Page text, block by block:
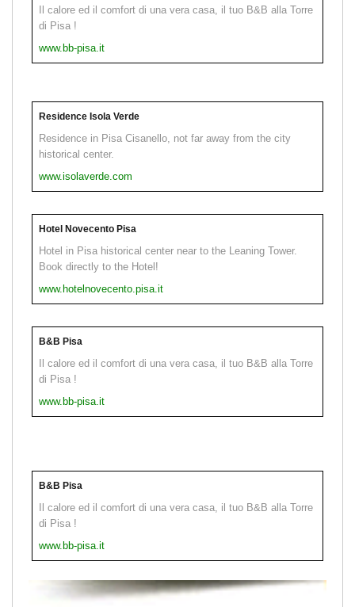
Il calore ed il comfort di una vera casa, il tuo B&B alla Torre
di Pisa !
www.bb-pisa.it
Residence Isola Verde
Residence in Pisa Cisanello, not far away from the city
historical center.
www.isolaverde.com
Hotel Novecento Pisa
Hotel in Pisa historical center near to the Leaning Tower.
Book directly to the Hotel!
www.hotelnovecento.pisa.it
B&B Pisa
Il calore ed il comfort di una vera casa, il tuo B&B alla Torre
di Pisa !
www.bb-pisa.it
B&B Pisa
Il calore ed il comfort di una vera casa, il tuo B&B alla Torre
di Pisa !
www.bb-pisa.it